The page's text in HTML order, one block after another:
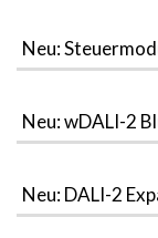
Neu:
Neu: wDALI-2
Neu: DALI-2